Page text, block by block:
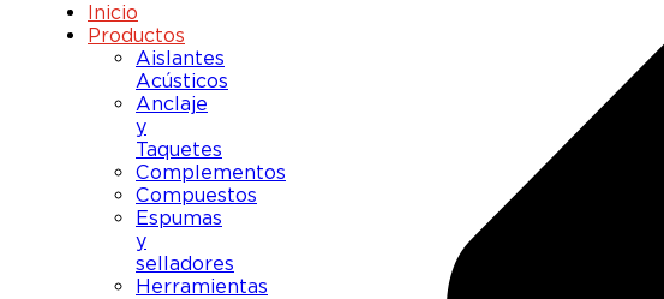
Inicio
Productos
Aislantes
Acústicos
Anclaje
y
Taquetes
Complementos
Compuestos
Espumas
y
selladores
Herramientas